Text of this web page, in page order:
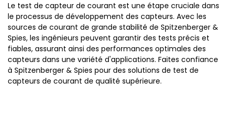
Le test de capteur de courant est une étape cruciale dans
le processus de développement des capteurs. Avec les
sources de courant de grande stabilité de Spitzenberger &
Spies, les ingénieurs peuvent garantir des tests précis et
fiables, assurant ainsi des performances optimales des
capteurs dans une variété d'applications. Faites confiance
à Spitzenberger & Spies pour des solutions de test de
capteurs de courant de qualité supérieure.